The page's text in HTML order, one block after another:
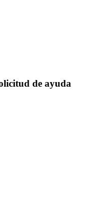
de ayuda